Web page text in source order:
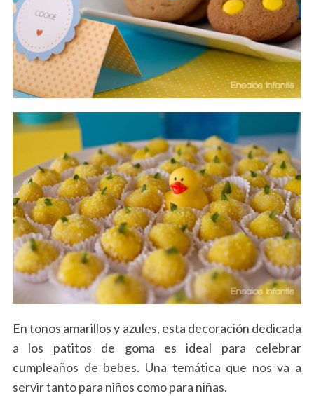
En tonos amarillos y azules, esta decoración dedicada
a los patitos de goma es ideal para celebrar
cumpleaños de bebes. Una temática que nos va a
servir tanto para niños como para niñas.